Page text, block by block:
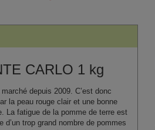
CARLO 1 kg
depuis 2009. C’est donc
la peau rouge clair et une bonne
La fatigue de la pomme de terre est
trop grand nombre de pommes